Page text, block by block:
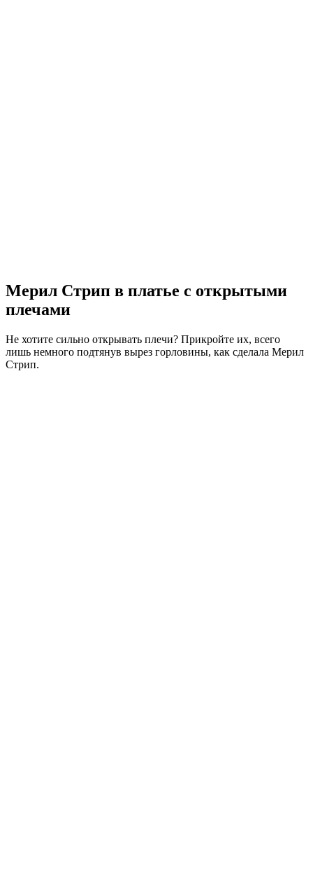
Мерил Стрип в платье с открытыми
плечами
Не хотите сильно открывать плечи? Прикройте их, всего
лишь немного подтянув вырез горловины, как сделала Мерил
Стрип.